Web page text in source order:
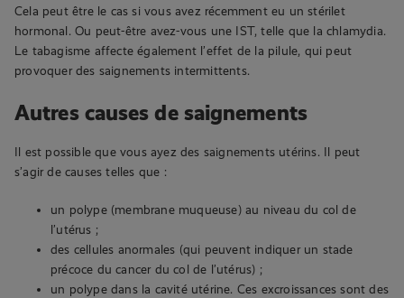
Cela peut être le cas si vous avez récemment eu un stérilet
hormonal. Ou peut-être avez-vous une IST, telle que la chlamydia.
Le tabagisme affecte également l’effet de la pilule, qui peut
provoquer des saignements intermittents.
Autres causes de saignements
Il est possible que vous ayez des saignements utérins. Il peut
s’agir de causes telles que :
un polype (membrane muqueuse) au niveau du col de
l’utérus ;
des cellules anormales (qui peuvent indiquer un stade
précoce du cancer du col de l’utérus) ;
un polype dans la cavité utérine. Ces excroissances sont des